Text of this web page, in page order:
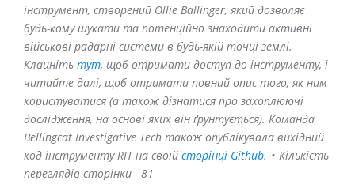
інструмент, створений Ollie Ballinger, який дозволяє
будь-кому шукати та потенційно знаходити активні
військові радарні системи в будь-якій точці землі.
Клацніть тут, щоб отримати доступ до інструменту, і
читайте далі, щоб отримати повний опис того, як ним
користуватися (а також дізнатися про захоплюючі
дослідження, на основі яких він ґрунтується). Команда
Bellingcat Investigative Tech також опублікувала вихідний
код інструменту RIT на своїй сторінці Github. • Кількість
переглядів сторінки - 81